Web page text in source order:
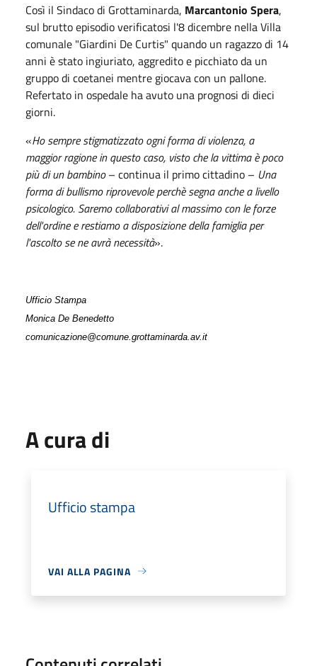
Così il Sindaco di Grottaminarda, Marcantonio Spera,
sul brutto episodio verificatosi l'8 dicembre nella Villa
comunale "Giardini De Curtis" quando un ragazzo di 14
anni è stato ingiuriato, aggredito e picchiato da un
gruppo di coetanei mentre giocava con un pallone.
Refertato in ospedale ha avuto una prognosi di dieci
giorni.
«Ho sempre stigmatizzato ogni forma di violenza, a
maggior ragione in questo caso, visto che la vittima è poco
più di un bambino– continua il primo cittadino – Una
forma di bullismo riprovevole perchè segna anche a livello
psicologico. Saremo collaborativi al massimo con le forze
dell'ordine e restiamo a disposizione della famiglia per
l'ascolto se ne avrà necessità».
Ufficio Stampa
Monica De Benedetto
comunicazione@comune.grottaminarda.av.it
A cura di
Ufficio stampa
VAI ALLA PAGINA